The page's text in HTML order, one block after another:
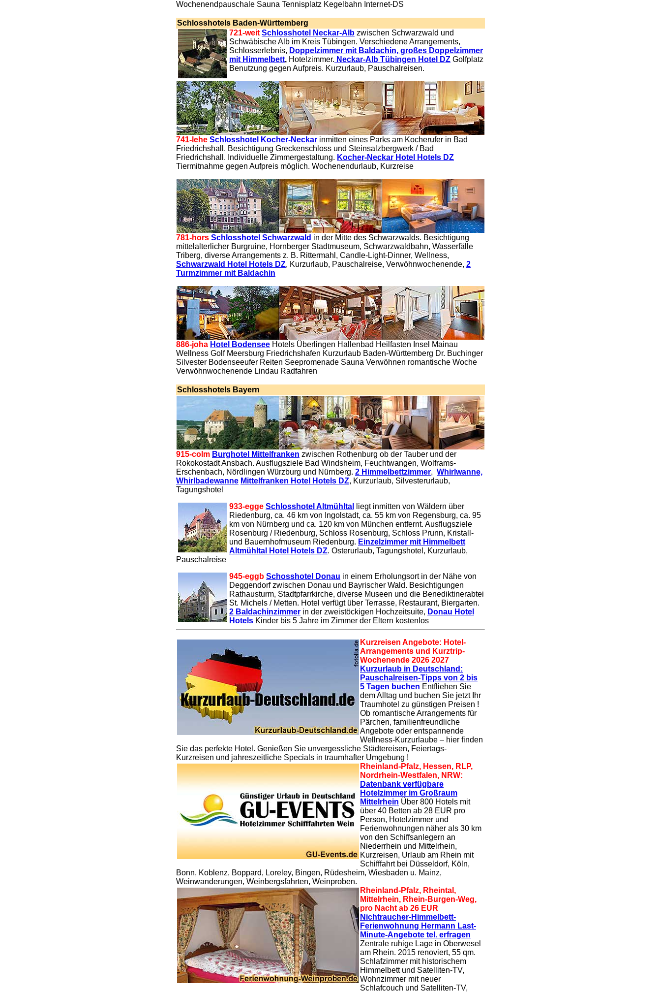
Wochenendpauschale Sauna Tennisplatz Kegelbahn Internet-DS
Schlosshotels Baden-Württemberg
721-weit Schlosshotel Neckar-Alb zwischen Schwarzwald und
Schwäbische Alb im Kreis Tübingen. Verschiedene Arrangements,
Schlosserlebnis, Doppelzimmer mit Baldachin, großes Doppelzimmer
mit Himmelbett, Hotelzimmer. Neckar-Alb Tübingen Hotel DZ Golfplatz
Benutzung gegen Aufpreis. Kurzurlaub, Pauschalreisen.
741-lehe Schlosshotel Kocher-Neckar inmitten eines Parks am Kocherufer in Bad
Friedrichshall. Besichtigung Greckenschloss und Steinsalzbergwerk / Bad
Friedrichshall. Individuelle Zimmergestaltung. Kocher-Neckar Hotel Hotels DZ
Tiermitnahme gegen Aufpreis möglich. Wochenendurlaub, Kurzreise
781-hors Schlosshotel Schwarzwald in der Mitte des Schwarzwalds. Besichtigung
mittelalterlicher Burgruine, Hornberger Stadtmuseum, Schwarzwaldbahn, Wasserfälle
Triberg, diverse Arrangements z. B. Rittermahl, Candle-Light-Dinner, Wellness,
Schwarzwald Hotel Hotels DZ, Kurzurlaub, Pauschalreise, Verwöhnwochenende, 2
Turmzimmer mit Baldachin
886-joha Hotel Bodensee Hotels Überlingen Hallenbad Heilfasten Insel Mainau
Wellness Golf Meersburg Friedrichshafen Kurzurlaub Baden-Württemberg Dr. Buchinger
Silvester Bodenseeufer Reiten Seepromenade Sauna Verwöhnen romantische Woche
Verwöhnwochenende Lindau Radfahren
Schlosshotels Bayern
915-colm Burghotel Mittelfranken zwischen Rothenburg ob der Tauber und der
Rokokostadt Ansbach. Ausflugsziele Bad Windsheim, Feuchtwangen, Wolframs-
Erschenbach, Nördlingen Würzburg und Nürnberg. 2 Himmelbettzimmer, Whirlwanne,
Whirlbadewanne Mittelfranken Hotel Hotels DZ, Kurzurlaub, Silvesterurlaub,
Tagungshotel
933-egge Schlosshotel Altmühltal
liegt inmitten von Wäldern über
Riedenburg, ca. 46 km von Ingolstadt, ca. 55 km von Regensburg, ca. 95
km von Nürnberg und ca. 120 km von München entfernt. Ausflugsziele
Rosenburg / Riedenburg, Schloss Rosenburg, Schloss Prunn, Kristall-
und Bauernhofmuseum Riedenburg. Einzelzimmer mit Himmelbett
Altmühltal Hotel Hotels DZ. Osterurlaub, Tagungshotel, Kurzurlaub,
Pauschalreise
945-eggb Schosshotel Donau in einem Erholungsort in der Nähe von
Deggendorf zwischen Donau und Bayrischer Wald. Besichtigungen
Rathausturm, Stadtpfarrkirche, diverse Museen und die Benediktinerabtei
St. Michels / Metten. Hotel verfügt über Terrasse, Restaurant, Biergarten.
2 Baldachinzimmer in der zweistöckigen Hochzeitsuite, Donau Hotel
Hotels Kinder bis 5 Jahre im Zimmer der Eltern kostenlos
Kurzreisen Angebote: Hotel-
Arrangements und Kurztrip-
Wochenende 2026 2027
Kurzurlaub in Deutschland:
Pauschalreisen-Tipps von 2 bis
5 Tagen buchen Entfliehen Sie
dem Alltag und buchen Sie jetzt Ihr
Traumhotel zu günstigen Preisen !
Ob romantische Arrangements für
Pärchen, familienfreundliche
Angebote oder entspannende
Wellness-Kurzurlaube – hier finden
Sie das perfekte Hotel. Genießen Sie unvergessliche Städtereisen, Feiertags-
Kurzreisen und jahreszeitliche Specials in traumhafter Umgebung !
Rheinland-Pfalz, Hessen, RLP,
Nordrhein-Westfalen, NRW:
Datenbank verfügbare
Hotelzimmer im Großraum
Mittelrhein Über 800 Hotels mit
über 40 Betten ab 28 EUR pro
Person, Hotelzimmer und
Ferienwohnungen näher als 30 km
von den Schiffsanlegern an
Niederrhein und Mittelrhein,
Kurzreisen, Urlaub am Rhein mit
Schifffahrt bei Düsseldorf, Köln,
Bonn, Koblenz, Boppard, Loreley, Bingen, Rüdesheim, Wiesbaden u. Mainz,
Weinwanderungen, Weinbergsfahrten, Weinproben.
Rheinland-Pfalz, Rheintal,
Mittelrhein, Rhein-Burgen-Weg,
pro Nacht ab 26 EUR
Nichtraucher-Himmelbett-
Ferienwohnung Hermann Last-
Minute-Angebote tel. erfragen
Zentrale ruhige Lage in Oberwesel
am Rhein. 2015 renoviert, 55 qm.
Schlafzimmer mit historischem
Himmelbett und Satelliten-TV,
Wohnzimmer mit neuer
Schlafcouch und Satelliten-TV,